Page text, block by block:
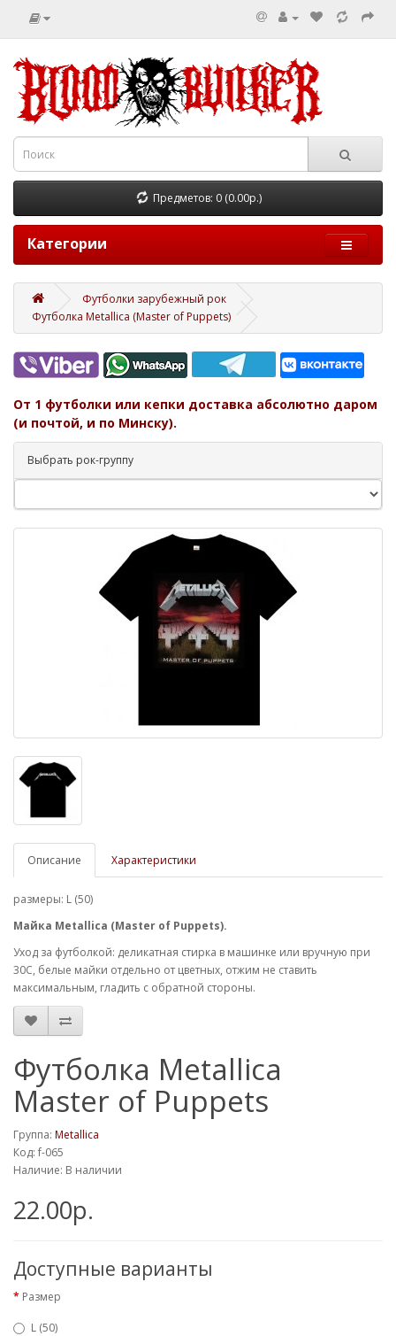
Предметов: 0 (0.00р.)
Категории
Футболки зарубежный рок
Футболка Metallica (Master of Puppets)
От 1 футболки или кепки доставка абсолютно даром
(и почтой, и по Минску).
Выбрать рок-группу
Описание Характеристики
размеры: L (50)
Майка Metallica (Master of Puppets).
Уход за футболкой: деликатная стирка в машинке или вручную при
30С, белые майки отдельно от цветных, отжим не ставить
максимальным, гладить с обратной стороны.
Футболка Metallica
Master of Puppets
Группа: Metallica
Код: f-065
Наличие: В наличии
22.00р.
Доступные варианты
Размер
L (50)